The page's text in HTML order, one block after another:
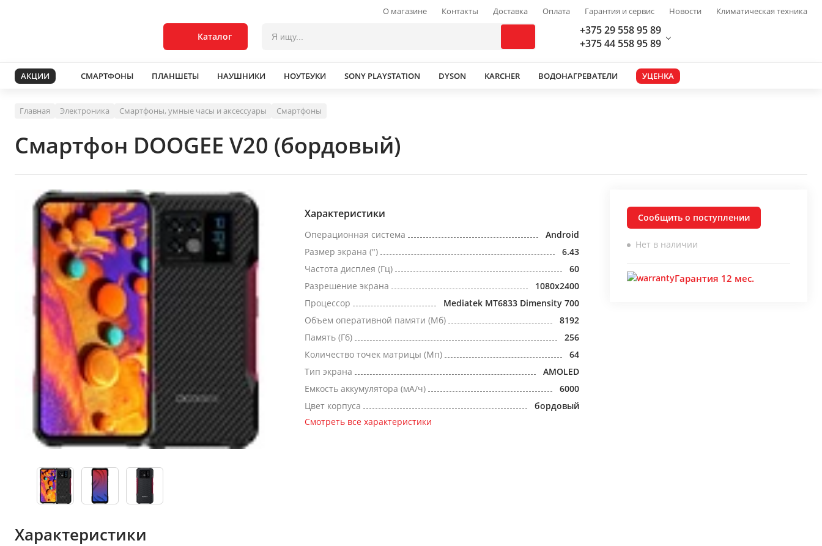
О магазине Контакты Доставка Оплата Гарантия и сервис Новости Климатическая техника
Каталог
+375 29 558 95 89
+375 44 558 95 89
АКЦИИ СМАРТФОНЫ ПЛАНШЕТЫ НАУШНИКИ НОУТБУКИ SONY PLAYSTATION DYSON KARCHER ВОДОНАГРЕВАТЕЛИ УЦЕНКА
Главная Электроника Смартфоны, умные часы и аксессуары Смартфоны
Смартфон DOOGEE V20 (бордовый)
Характеристики
Операционная система
Android
Размер экрана (")
6.43
Частота дисплея (Гц)
60
Разрешение экрана
1080x2400
Процессор
Mediatek MT6833 Dimensity 700
Объем оперативной памяти (Мб)
8192
Память (Гб)
256
Количество точек матрицы (Мп)
64
Тип экрана
AMOLED
Емкость аккумулятора (мА/ч)
6000
Цвет корпуса
бордовый
Смотреть все характеристики
Сообщить о поступлении
Нет в наличии
Гарантия 12 мес.
Характеристики